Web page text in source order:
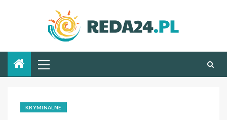
KRYMINALNE